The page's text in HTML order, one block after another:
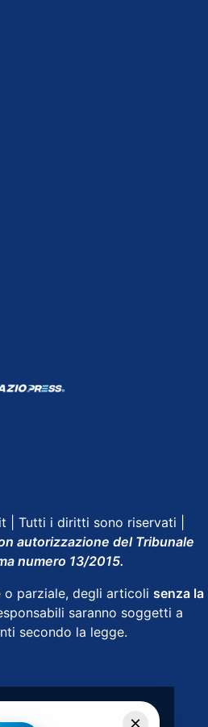
| Tutti i diritti sono riservati |
autorizzazione del Tribunale
numero 13/2015.
parziale, degli articoli senza la
saranno soggetti a
secondo la legge.